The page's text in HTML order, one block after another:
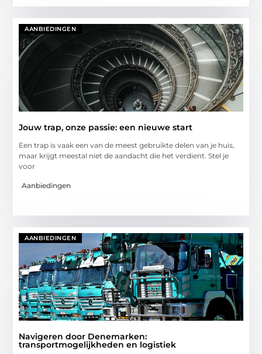
AANBIEDINGEN
Jouw trap, onze passie: een nieuwe start
Een trap is vaak een van de meest gebruikte delen van je huis,
maar krijgt meestal niet de aandacht die het verdient. Stel je
voor
Aanbiedingen
AANBIEDINGEN
Navigeren door Denemarken:
transportmogelijkheden en logistiek